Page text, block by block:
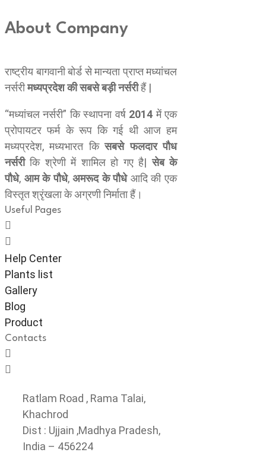
About Company
राष्ट्रीय बागवानी बोर्ड से मान्यता प्राप्त मध्यांचल
नर्सरीमध्यप्रदेश की सबसे बड़ी नर्सरीहैं |
“मध्यांचल नर्सरी” कि स्थापना वर्ष 2014 में एक
प्रोपायटर फर्म के रूप कि गई थी आज हम
मध्यप्रदेश, मध्यभारत किसबसे फलदार पौध
नर्सरीकि श्रेणी में शामिल हो गए है|सेब के
पौधे, आम के पौधे,अमरूद के पौधेआदि की एक
विस्तृत श्रृंखला के अग्रणी निर्माता हैं।
Useful Pages
Help Center
Plants list
Gallery
Blog
Product
Contacts
Ratlam Road , Rama Talai,
Khachrod
Dist : Ujjain ,Madhya Pradesh,
India – 456224